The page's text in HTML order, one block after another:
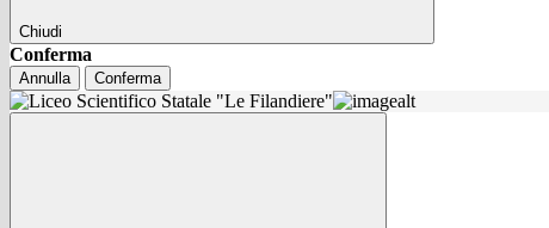
Chiudi
Conferma
Annulla Conferma